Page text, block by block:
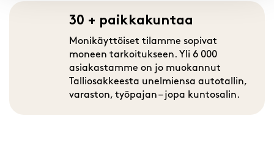
30 + paikkakuntaa
Monikäyttöiset tilamme sopivat
moneen tarkoitukseen. Yli 6 000
asiakastamme on jo muokannut
Talliosakkeesta unelmiensa autotallin,
varaston, työpajan – jopa kuntosalin.